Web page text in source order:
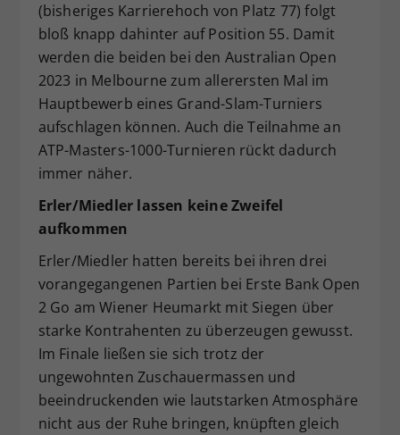
(bisheriges Karrierehoch von Platz 77) folgt
bloß knapp dahinter auf Position 55. Damit
werden die beiden bei den Australian Open
2023 in Melbourne zum allerersten Mal im
Hauptbewerb eines Grand-Slam-Turniers
aufschlagen können. Auch die Teilnahme an
ATP-Masters-1000-Turnieren rückt dadurch
immer näher.
Erler/Miedler lassen keine Zweifel
aufkommen
Erler/Miedler hatten bereits bei ihren drei
vorangegangenen Partien bei Erste Bank Open
2 Go am Wiener Heumarkt mit Siegen über
starke Kontrahenten zu überzeugen gewusst.
Im Finale ließen sie sich trotz der
ungewohnten Zuschauermassen und
beeindruckenden wie lautstarken Atmosphäre
nicht aus der Ruhe bringen, knüpften gleich